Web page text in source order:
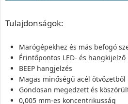
Tulajdonságok:
Marógépekhez és más befogó
Érintőpontos LED- és hangkijelző
BEEP hangjelzés
Magas minőségű acél ötvözetből
Gondosan megedzett és
0,005 mm-es koncentrikusság